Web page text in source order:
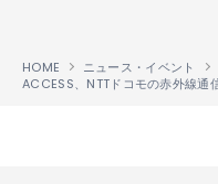
HOME ニュース・イベント